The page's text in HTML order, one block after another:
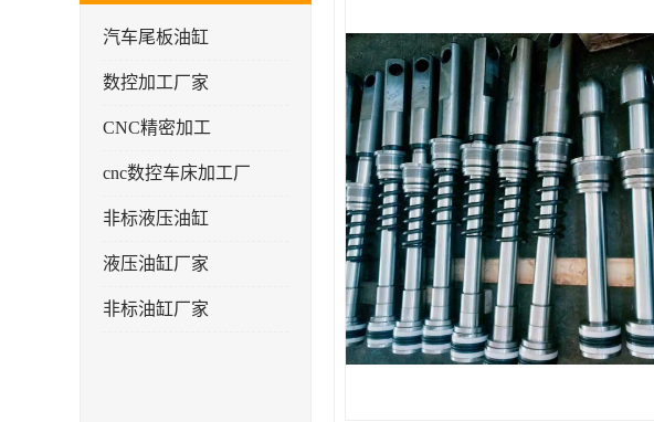
汽车尾板油缸
数控加工厂家
CNC精密加工
cnc数控车床加工厂
非标液压油缸
液压油缸厂家
非标油缸厂家